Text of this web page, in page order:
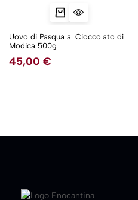
Uovo di Pasqua al Cioccolato di
Modica 500g
45,00 €